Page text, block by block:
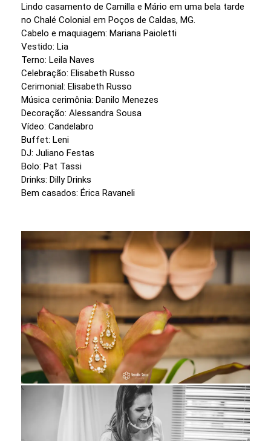
Lindo casamento de Camilla e Mário em uma bela tarde
no Chalé Colonial em Poços de Caldas, MG.
Cabelo e maquiagem: Mariana Paioletti
Vestido: Lia
Terno: Leila Naves
Celebração: Elisabeth Russo
Cerimonial: Elisabeth Russo
Música cerimônia: Danilo Menezes
Decoração: Alessandra Sousa
Vídeo: Candelabro
Buffet: Leni
DJ: Juliano Festas
Bolo: Pat Tassi
Drinks: Dilly Drinks
Bem casados: Érica Ravaneli